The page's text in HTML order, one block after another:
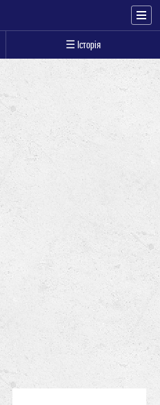
☰ Історія